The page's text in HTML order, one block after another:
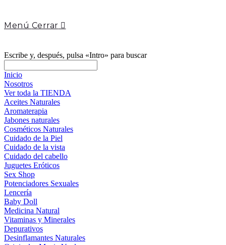
Menú Cerrar
Escribe y, después, pulsa «Intro» para buscar
Inicio
Nosotros
Ver toda la TIENDA
Aceites Naturales
Aromaterapia
Jabones naturales
Cosméticos Naturales
Cuidado de la Piel
Cuidado de la vista
Cuidado del cabello
Juguetes Eróticos
Sex Shop
Potenciadores Sexuales
Lencería
Baby Doll
Medicina Natural
Vitaminas y Minerales
Depurativos
Desinflamantes Naturales